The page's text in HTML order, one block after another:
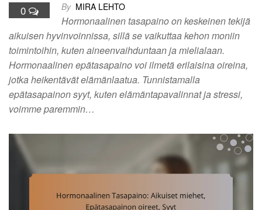
0 By MIRA LEHTO
Hormonaalinen tasapaino on keskeinen tekijä
aikuisen hyvinvoinnissa, sillä se vaikuttaa kehon moniin
toimintoihin, kuten aineenvaihduntaan ja mielialaan.
Hormonaalinen epätasapaino voi ilmetä erilaisina oireina,
jotka heikentävät elämänlaatua. Tunnistamalla
epätasapainon syyt, kuten elämäntapavalinnat ja stressi,
voimme paremmin…